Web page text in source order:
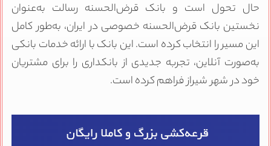
حال تحول است و بانک قرض‌الحسنه رسالت به‌عنوان
نخستین بانک قرض‌الحسنه خصوصی در ایران، به‌طور کامل
این مسیر را انتخاب کرده است. این بانک با ارائه خدمات بانکی
به‌صورت آنلاین، تجربه جدیدی از بانکداری را برای مشتریان
خود در شهر شیراز فراهم کرده است.